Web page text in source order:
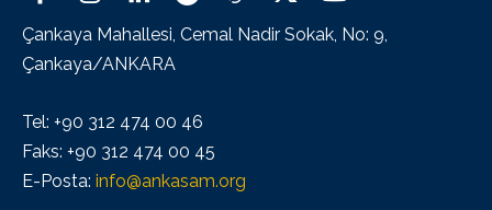
Çankaya Mahallesi, Cemal Nadir Sokak, No: 9,
Çankaya/ANKARA
Tel: +90 312 474 00 46
Faks: +90 312 474 00 45
E-Posta: info@ankasam.org